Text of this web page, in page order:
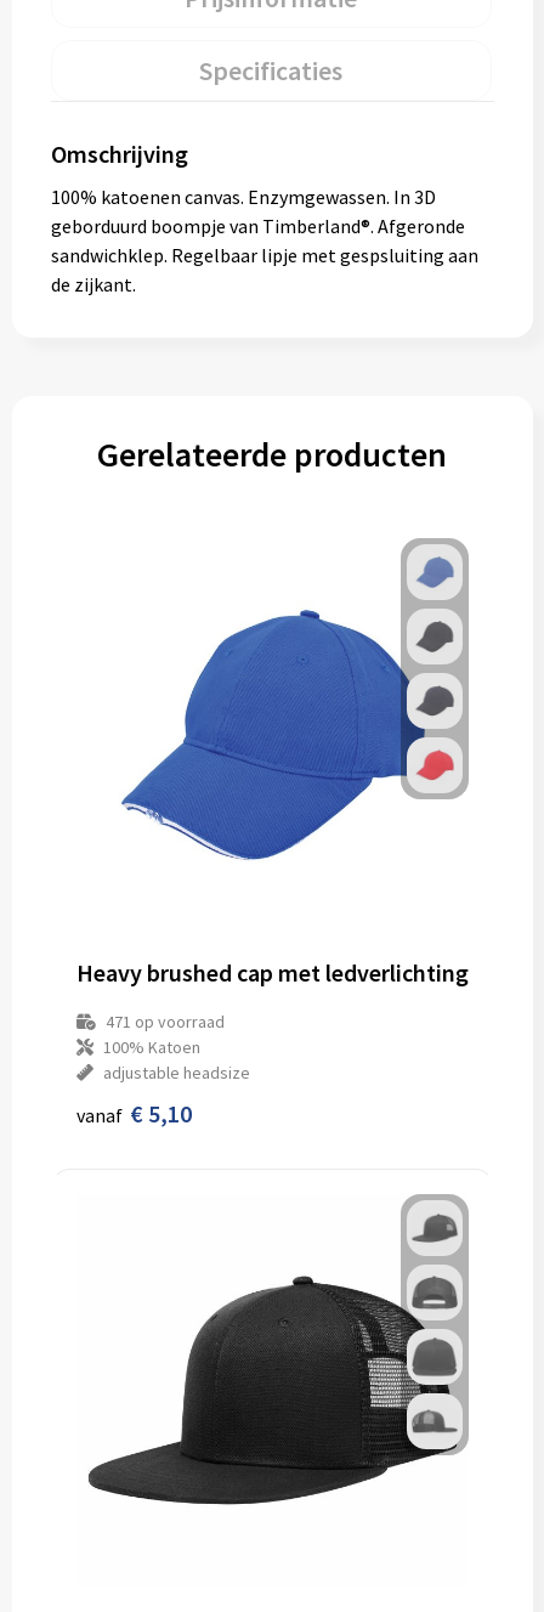
Specificaties
Omschrijving
100% katoenen canvas. Enzymgewassen. In 3D
geborduurd boompje van Timberland®. Afgeronde
sandwichklep. Regelbaar lipje met gespsluiting aan
de zijkant.
Gerelateerde producten
Heavy brushed cap met ledverlichting
471 op voorraad
100% Katoen
adjustable headsize
vanaf € 5,10